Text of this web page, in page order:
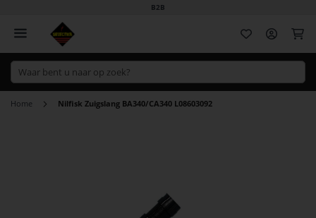
B2B
Home Nilfisk Zuigslang BA340/CA340 L08603092